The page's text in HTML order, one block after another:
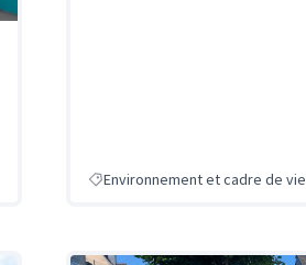
Environnement et cadre de vie